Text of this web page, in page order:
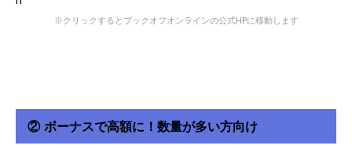
※クリックするとブックオフオンラインの公式HPに移動します
② ボーナスで高額に！数量が多い方向け